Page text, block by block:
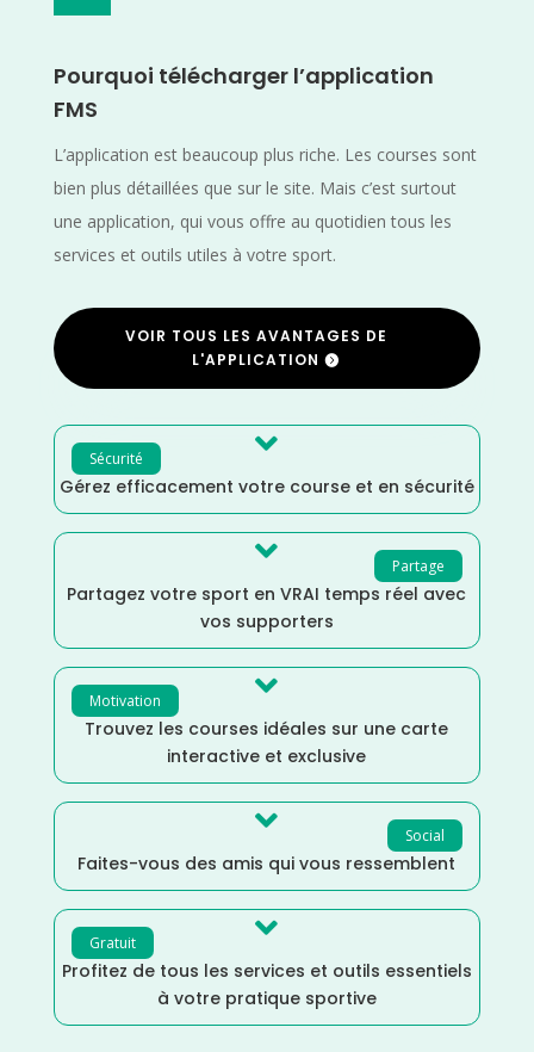
Pourquoi télécharger l’application
FMS
L’application est beaucoup plus riche. Les courses sont
bien plus détaillées que sur le site. Mais c’est surtout
une application, qui vous offre au quotidien tous les
services et outils utiles à votre sport.
VOIR TOUS LES AVANTAGES DE
L'APPLICATION
Sécurité 
Gérez efficacement votre course et en sécurité
Partage

Partagez votre sport en VRAI temps réel avec
vos supporters
Motivation 
Trouvez les courses idéales sur une carte
interactive et exclusive
Social

Faites-vous des amis qui vous ressemblent
Gratuit 
Profitez de tous les services et outils essentiels
à votre pratique sportive